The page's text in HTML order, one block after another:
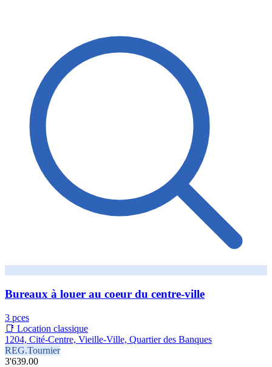
Bureaux à louer au coeur du centre-ville
3 pces
📑 Location classique
1204, Cité-Centre, Vieille-Ville, Quartier des Banques
REG.Tournier
3'639.00